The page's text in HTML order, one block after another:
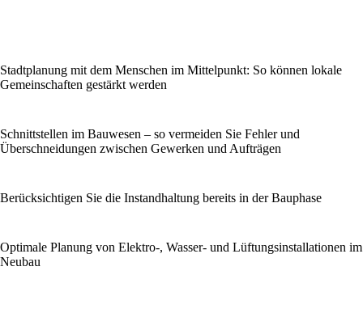
Stadtplanung mit dem Menschen im Mittelpunkt: So können lokale
Gemeinschaften gestärkt werden
Schnittstellen im Bauwesen – so vermeiden Sie Fehler und
Überschneidungen zwischen Gewerken und Aufträgen
Berücksichtigen Sie die Instandhaltung bereits in der Bauphase
Optimale Planung von Elektro-, Wasser- und Lüftungsinstallationen im
Neubau